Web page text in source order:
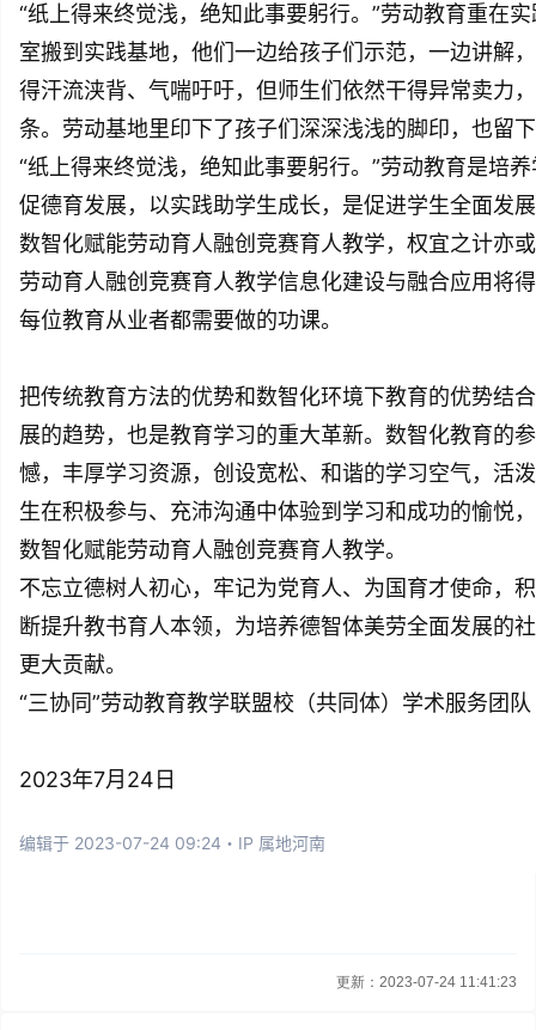
“纸上得来终觉浅，绝知此事要躬行。”劳动教育重在
室搬到实践基地，他们一边给孩子们示范，一边讲解
得汗流浃背、气喘吁吁，但师生们依然干得异常卖力
条。劳动基地里印下了孩子们深深浅浅的脚印，也留
“纸上得来终觉浅，绝知此事要躬行。”劳动教育是培
促德育发展，以实践助学生成长，是促进学生全面发
数智化赋能劳动育人融创竞赛育人教学，权宜之计亦
劳动育人融创竞赛育人教学信息化建设与融合应用将
每位教育从业者都需要做的功课。
把传统教育方法的优势和数智化环境下教育的优势结
展的趋势，也是教育学习的重大革新。数智化教育的
憾，丰厚学习资源，创设宽松、和谐的学习空气，活
生在积极参与、充沛沟通中体验到学习和成功的愉悦
数智化赋能劳动育人融创竞赛育人教学。
不忘立德树人初心，牢记为党育人、为国育才使命，
断提升教书育人本领，为培养德智体美劳全面发展的
更大贡献。
“三协同”劳动教育教学联盟校（共同体）学术服务团队
2023年7月24日
编辑于 2023-07-24 09:24・IP 属地河南
更新：2023-07-24 11:41:23